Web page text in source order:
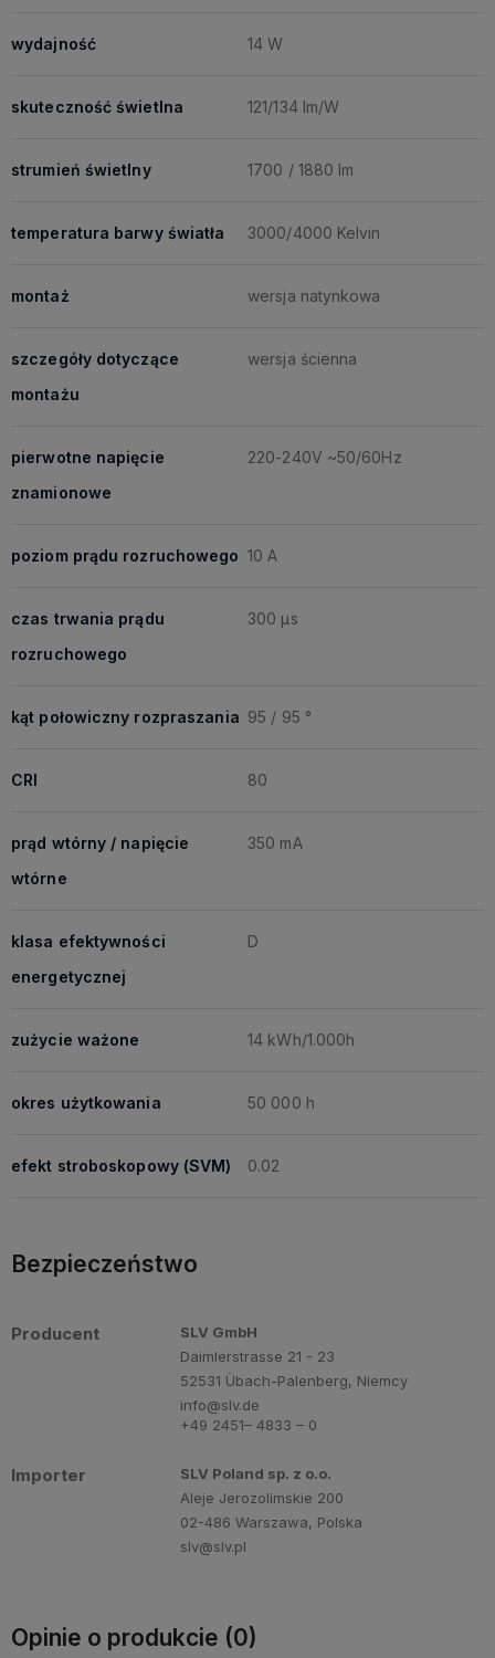
wydajność 14 W
skuteczność świetlna 121/134 lm/W
strumień świetlny 1700 / 1880 lm
temperatura barwy światła 3000/4000 Kelvin
montaż wersja natynkowa
szczegóły dotyczące
montażu
wersja ścienna
pierwotne napięcie
znamionowe
220-240V ~50/60Hz
poziom prądu rozruchowego 10 A
czas trwania prądu
rozruchowego
300 μs
kąt połowiczny rozpraszania 95 / 95 °
CRI 80
prąd wtórny / napięcie
wtórne
350 mA
klasa efektywności
energetycznej
D
zużycie ważone 14 kWh/1.000h
okres użytkowania 50 000 h
efekt stroboskopowy (SVM) 0.02
Bezpieczeństwo
Producent
SLV GmbH
Daimlerstrasse 21 - 23
52531 Übach-Palenberg, Niemcy
info@slv.de
+49 2451– 4833 – 0
Importer
SLV Poland sp. z o.o.
Aleje Jerozolimskie 200
02-486 Warszawa, Polska
slv@slv.pl
Opinie o produkcie (0)